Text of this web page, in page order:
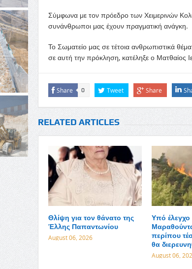
Σύμφωνα με τον πρόεδρο των Χειμερινών
συνάνθρωποι μας έχουν πραγματική ανάγκη.
Το Σωματείο μας σε τέτοια ανθρωπιστικά
σε αυτή την πρόκληση, κατέληξε ο Ματθαίος
Share 0 Tweet Share
RELATED ARTICLES
Θλίψη για τον θάνατο της
Έλλης Παπαντωνίου
August 06, 2026
Υπό
περίπου
θα
August 06,